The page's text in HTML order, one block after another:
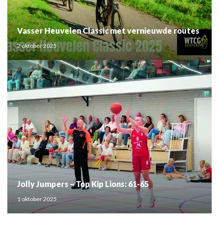
Vasser Heuvelen Classic met vernieuwde routes
2 oktober 2025
Jolly Jumpers – Top Kip Lions: 61-65
1 oktober 2025